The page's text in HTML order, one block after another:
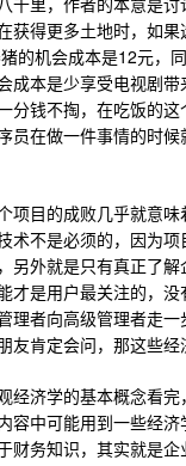
里，作者的本意是
得更多土地时，如
的机会成本是12元，
成本是少享受电视剧
分钱不掏，在吃饭的
员在做一件事情的时
项目的成败几乎就意
不是必须的，因为
另外就是只有真正了
是用户最关注的，
理者向高级管理者走
肯定会问，那这些
经济学的基本概念看
容中可能用到一些经
财务知识，其实就是